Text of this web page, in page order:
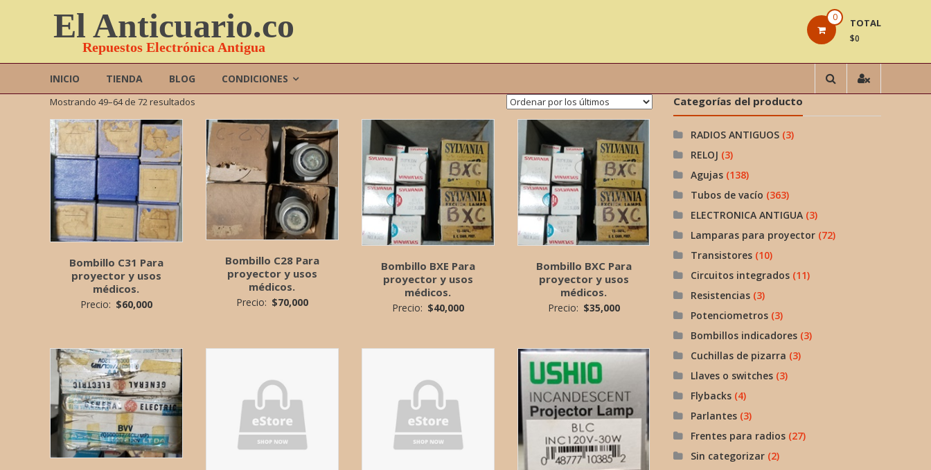
El Anticuario.co
Repuestos Electrónica Antigua
0 TOTAL
$0
INICIO TIENDA BLOG CONDICIONES
Mostrando 49–64 de 72 resultados
Bombillo C31 Para
proyector y usos
médicos.
Precio: $60,000
Bombillo C28 Para
proyector y usos
médicos.
Precio: $70,000
Bombillo BXE Para
proyector y usos
médicos.
Precio: $40,000
Bombillo BXC Para
proyector y usos
médicos.
Precio: $35,000
Categorías del producto
RADIOS ANTIGUOS (3)
RELOJ (3)
Agujas (138)
Tubos de vacío (363)
ELECTRONICA ANTIGUA (3)
Lamparas para proyector (72)
Transistores (10)
Circuitos integrados (11)
Resistencias (3)
Potenciometros (3)
Bombillos indicadores (3)
Cuchillas de pizarra (3)
Llaves o switches (3)
Flybacks (4)
Parlantes (3)
Frentes para radios (27)
Sin categorizar (2)